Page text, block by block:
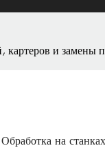
и замены
Обработка на